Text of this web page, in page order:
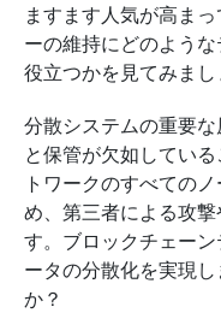
ますます人気が高ま
ーの維持にどのよう
役立つかを見てみまし
分散システムの重要
と保管が欠如してい
トワークのすべての
め、第三者による攻
す。ブロックチェー
ータの分散化を実現
か？